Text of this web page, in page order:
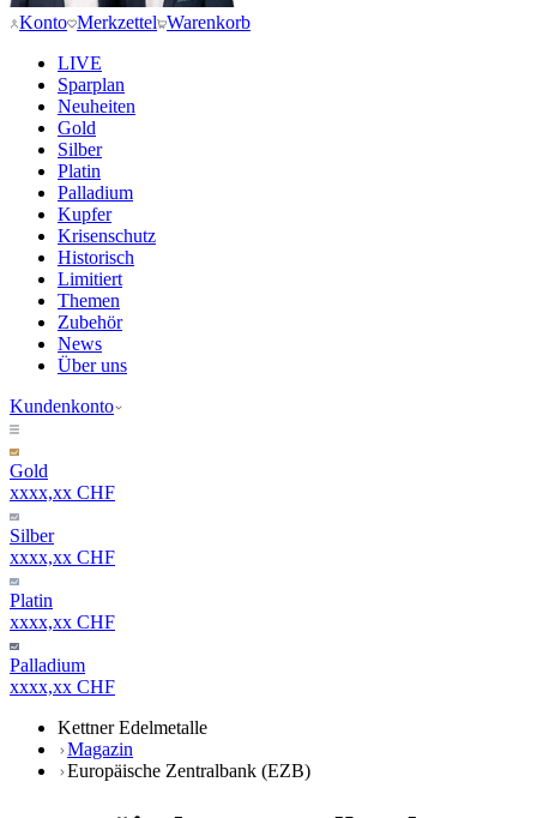
Konto Merkzettel Warenkorb
LIVE
Sparplan
Neuheiten
Gold
Silber
Platin
Palladium
Kupfer
Krisenschutz
Historisch
Limitiert
Themen
Zubehör
News
Über uns
Kundenkonto
Gold
xxxx,xx CHF
Silber
xxxx,xx CHF
Platin
xxxx,xx CHF
Palladium
xxxx,xx CHF
Kettner Edelmetalle
Magazin
Europäische Zentralbank (EZB)